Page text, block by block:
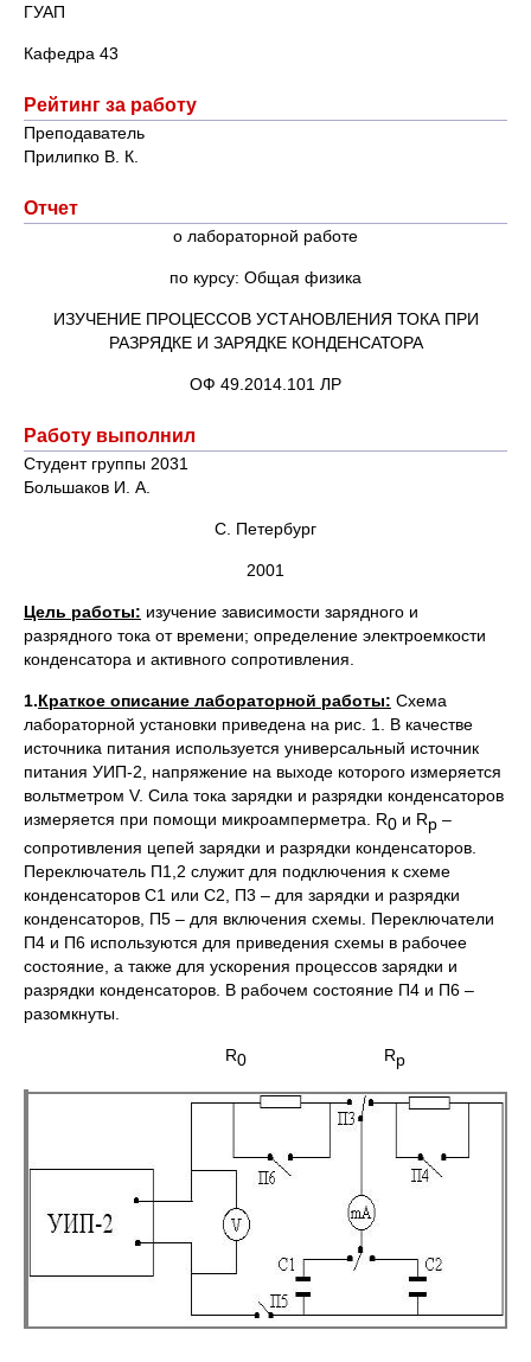
ГУАП
Кафедра 43
Рейтинг за работу
Преподаватель
Прилипко В. К.
Отчет
о лабораторной работе
по курсу: Общая физика
ИЗУЧЕНИЕ ПРОЦЕССОВ УСТАНОВЛЕНИЯ ТОКА ПРИ
РАЗРЯДКЕ И ЗАРЯДКЕ КОНДЕНСАТОРА
ОФ 49.2014.101 ЛР
Работу выполнил
Студент группы 2031
Большаков И. А.
С. Петербург
2001
Цель работы: изучение зависимости зарядного и
разрядного тока от вре­мени; определение электроемкости
конденсатора и активного сопротивления.
1.Краткое описание лабораторной работы: Схема
лабораторной уста­новки приведена на рис. 1. В качестве
источника питания используется универсальный источник
питания УИП-2, напряжение на выходе которого измеряется
вольтметром V. Сила тока зарядки и разрядки конденсаторов
измеряется при помощи микроамперметра. R0 и Rр –
сопротивления цепей зарядки и разрядки конденсаторов.
Переключатель П1,2 служит для подключения к схеме
конденсаторов С1 или С2, П3 – для зарядки и разрядки
конденсаторов, П5 – для включения схемы. Переключатели
П4 и П6 используются для приведения схемы в рабочее
состояние, а также для ускорения процессов зарядки и
разрядки конденсаторов. В рабочем состояние П4 и П6 –
разомкнуты.
R0 Rp